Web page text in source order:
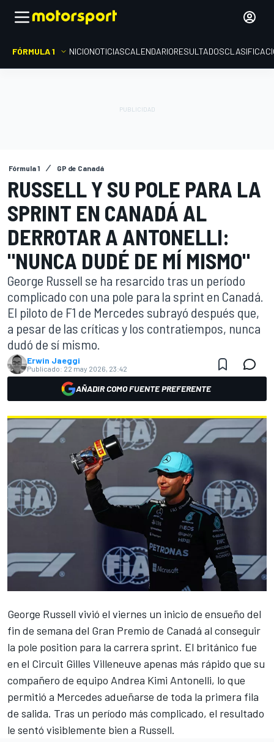
FÓRMULA 1 INICIONOTICIASCALENDARIORESULTADOS
Fórmula 1 GP de Canadá
RUSSELL Y SU POLE PARA LA
SPRINT EN CANADÁ AL
DERROTAR A ANTONELLI:
"NUNCA DUDÉ DE MÍ MISMO"
George Russell se ha resarcido tras un período
complicado con una pole para la sprint en Canadá.
El piloto de F1 de Mercedes subrayó después que,
a pesar de las críticas y los contratiempos, nunca
dudó de sí mismo.
Erwin Jaeggi
Publicado: 22 may 2026, 23:42
AÑADIR COMO FUENTE PREFERENTE
George Russell vivió el viernes un inicio de ensueño del
fin de semana del Gran Premio de Canadá al conseguir
la pole position para la carrera sprint. El británico fue
en el Circuit Gilles Villeneuve apenas más rápido que su
compañero de equipo Andrea Kimi Antonelli, lo que
permitió a Mercedes adueñarse de toda la primera fila
de salida. Tras un período más complicado, el resultado
le sentó visiblemente bien a Russell.